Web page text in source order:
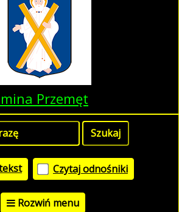
Przemęt
Czytaj odnośniki
Rozwiń menu